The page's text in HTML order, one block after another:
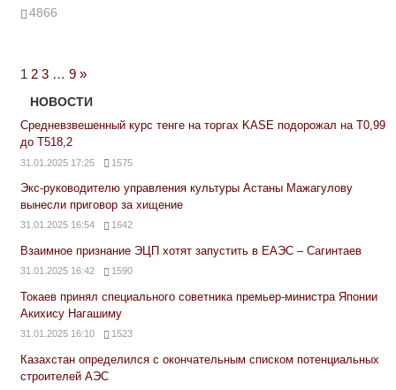
4866
1 2 3 … 9 Next
Posts
»
НОВОСТИ
Средневзвешенный курс тенге на торгах KASE подорожал на Т0,99
до Т518,2
31.01.2025 17:25 1575
Экс-руководителю управления культуры Астаны Мажагулову
вынесли приговор за хищение
31.01.2025 16:54 1642
Взаимное признание ЭЦП хотят запустить в ЕАЭС – Сагинтаев
31.01.2025 16:42 1590
Токаев принял специального советника премьер-министра Японии
Акихису Нагашиму
31.01.2025 16:10 1523
Казахстан определился с окончательным списком потенциальных
строителей АЭС